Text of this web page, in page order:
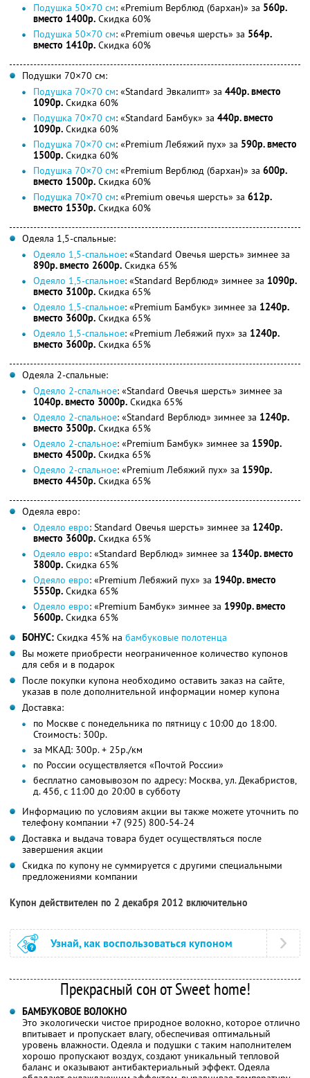
Подушка 50×70 см: «Premium Верблюд (бархан)» за 560р.
вместо 1400р. Скидка 60%
Подушка 50×70 см: «Premium овечья шерсть» за 564р.
вместо 1410р. Скидка 60%
Подушки 70×70 см:
Подушка 70×70 см: «Standard Эвкалипт» за 440р. вместо
1090р. Скидка 60%
Подушка 70×70 см: «Standard Бамбук» за 440р. вместо
1090р. Скидка 60%
Подушка 70×70 см: «Premium Лебяжий пух» за 590р. вместо
1500р. Скидка 60%
Подушка 70×70 см: «Premium Верблюд (бархан)» за 600р.
вместо 1500р. Скидка 60%
Подушка 70×70 см: «Premium овечья шерсть» за 612р.
вместо 1530р. Скидка 60%
Одеяла 1,5-спальные:
Одеяло 1,5-спальное: «Standard Овечья шерсть» зимнее за
890р. вместо 2600р. Скидка 65%
Одеяло 1,5-спальное: «Standard Верблюд» зимнее за 1090р.
вместо 3100р. Скидка 65%
Одеяло 1,5-спальное: «Premium Бамбук» зимнее за 1240р.
вместо 3600р. Скидка 65%
Одеяло 1,5-спальное: «Premium Лебяжий пух» за 1240р.
вместо 3600р. Скидка 65%
Одеяла 2-спальные:
Одеяло 2-спальное: «Standard Овечья шерсть» зимнее за
1040р. вместо 3000р. Скидка 65%
Одеяло 2-спальное: «Standard Верблюд» зимнее за 1240р.
вместо 3500р. Скидка 65%
Одеяло 2-спальное: «Premium Бамбук» зимнее за 1590р.
вместо 4500р. Скидка 65%
Одеяло 2-спальное: «Premium Лебяжий пух» за 1590р.
вместо 4450р. Скидка 65%
Одеяла евро:
Одеяло евро: Standard Овечья шерсть» зимнее за 1240р.
вместо 3600р. Скидка 65%
Одеяло евро: «Standard Верблюд» зимнее за 1340р. вместо
3800р. Скидка 65%
Одеяло евро: «Premium Лебяжий пух» за 1940р. вместо
5550р. Скидка 65%
Одеяло евро: «Premium Бамбук» зимнее за 1990р. вместо
5600р. Скидка 65%
БОНУС: Скидка 45% на бамбуковые полотенца
Вы можете приобрести неограниченное количество купонов
для себя и в подарок
После покупки купона необходимо оставить заказ на сайте,
указав в поле дополнительной информации номер купона
Доставка:
по Москве с понедельника по пятницу с 10:00 до 18:00.
Стоимость: 300р.
за МКАД: 300р. + 25р./км
по России осуществляется «Почтой России»
бесплатно самовывозом по адресу: Москва, ул. Декабристов,
д. 45б, с 11:00 до 20:00 в субботу
Информацию по условиям акции вы также можете уточнить по
телефону компании +7 (925) 800-54-24
Доставка и выдача товара будет осуществляться после
завершения акции
Скидка по купону не суммируется с другими специальными
предложениями компании
Купон действителен по 2 декабря 2012 включительно
Узнай, как воспользоваться купоном
Прекрасный сон от Sweet home!
БАМБУКОВОЕ ВОЛОКНО
Это экологически чистое природное волокно, которое отлично
впитывает и пропускает влагу, обеспечивая оптимальный
уровень влажности. Одеяла и подушки с таким наполнителем
хорошо пропускают воздух, создают уникальный тепловой
баланс и оказывают антибактериальный эффект. Одеяла